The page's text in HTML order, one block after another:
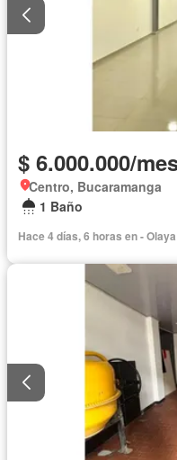
$ 6.000.000/
Centro, Bucaramanga
1 Baño
Hace 4 días, 6 horas en -